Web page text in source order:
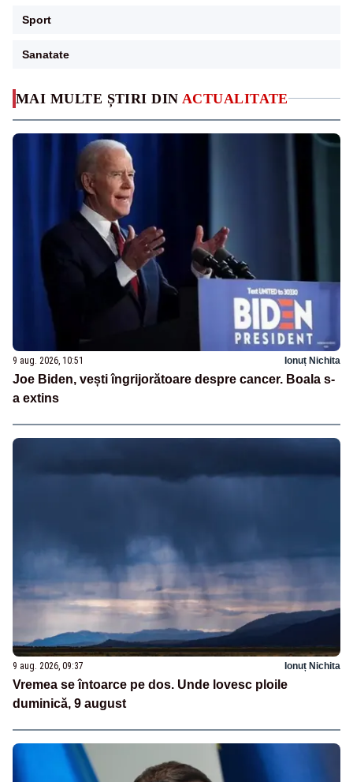
MAI MULTE ȘTIRI DIN ACTUALITATE
9 aug. 2026, 10:51 Ionuț Nichita
Joe Biden, vești îngrijorătoare despre cancer. Boala s-
a extins
9 aug. 2026, 09:37 Ionuț Nichita
Vremea se întoarce pe dos. Unde lovesc ploile
duminică, 9 august
Sport
Sanatate